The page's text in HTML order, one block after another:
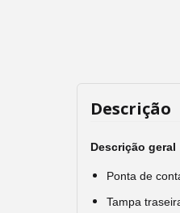
Descrição
Descrição geral
Ponta de
Tampa